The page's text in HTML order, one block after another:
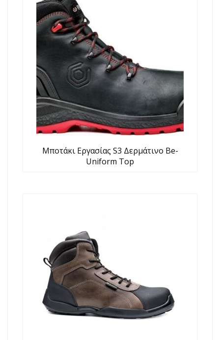
Μποτάκι Εργασίας S3 Δερμάτινο Be-
Uniform Top